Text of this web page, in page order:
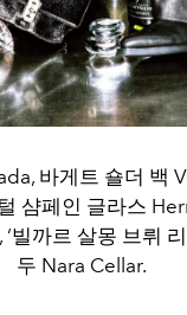
바게트 숄더 백
샴페인 글라스
‘빌까르 살몽 브뤼
두 Nara Cellar.